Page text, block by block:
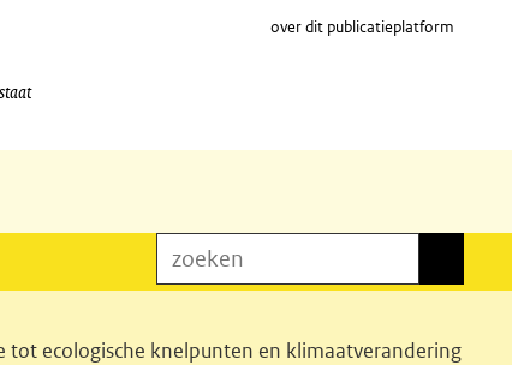
over dit publicatieplatform
zoeken
ecologische knelpunten en klimaatverandering